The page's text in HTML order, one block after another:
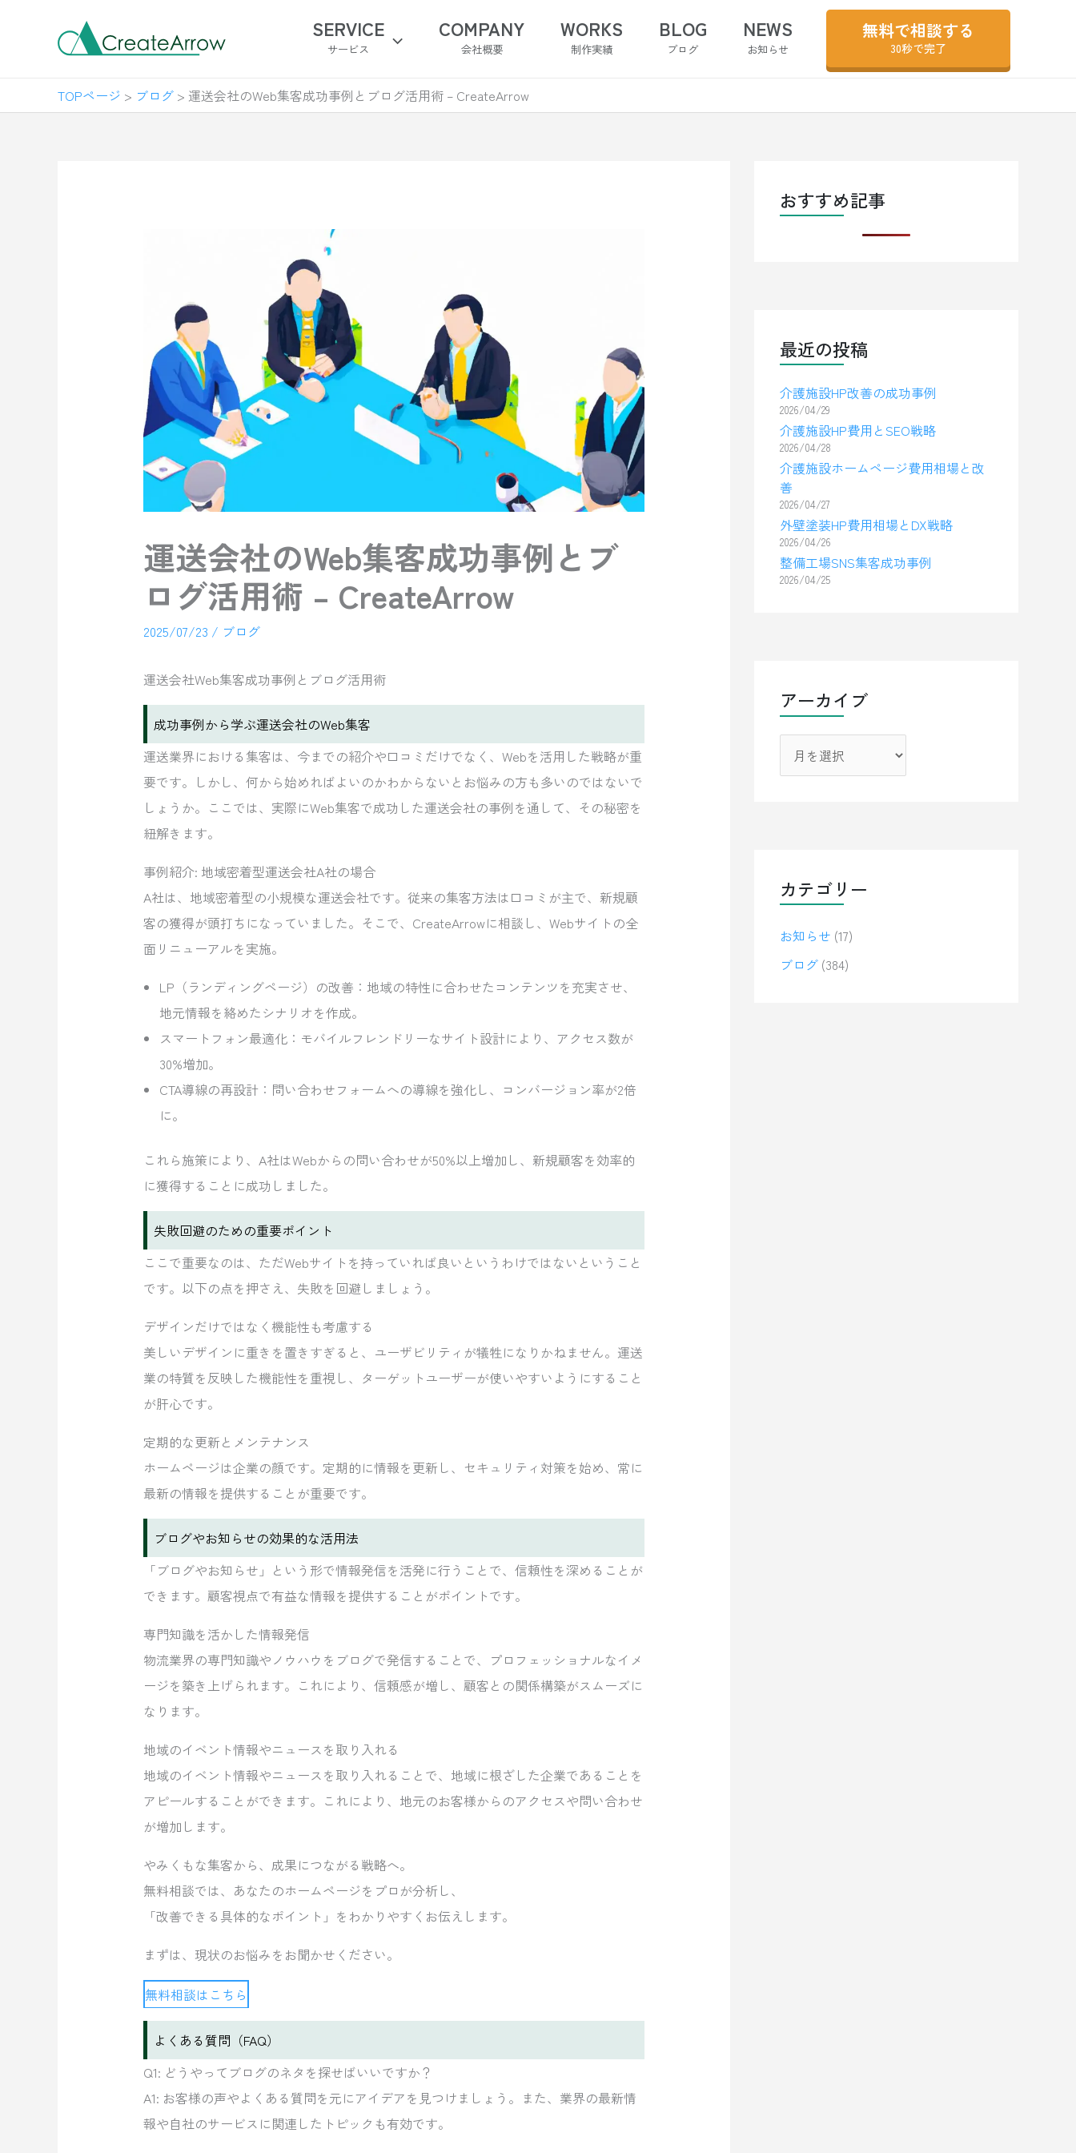
キ
SERVICE
サービス
COMPANY
会社概要
WORKS
制作実績
BLOG
ブログ
NEWS
お知らせ
無料で相談する
30秒で完了
TOPページ > ブログ > 運送会社のWeb集客成功事例とブログ活用術 – CreateArrow
運送会社のWeb集客成功事例とブ
ログ活用術 – CreateArrow
2025/07/23 / ブログ
運送会社Web集客成功事例とブログ活用術
成功事例から学ぶ運送会社のWeb集客
運送業界における集客は、今までの紹介や口コミだけでなく、Webを活用した戦略が重
要です。しかし、何から始めればよいのかわからないとお悩みの方も多いのではないで
しょうか。ここでは、実際にWeb集客で成功した運送会社の事例を通して、その秘密を
紐解きます。
事例紹介: 地域密着型運送会社A社の場合
A社は、地域密着型の小規模な運送会社です。従来の集客方法は口コミが主で、新規顧
客の獲得が頭打ちになっていました。そこで、CreateArrowに相談し、Webサイトの全
面リニューアルを実施。
LP（ランディングページ）の改善：地域の特性に合わせたコンテンツを充実させ、
地元情報を絡めたシナリオを作成。
スマートフォン最適化：モバイルフレンドリーなサイト設計により、アクセス数が
30%増加。
CTA導線の再設計：問い合わせフォームへの導線を強化し、コンバージョン率が2倍
に。
これら施策により、A社はWebからの問い合わせが50%以上増加し、新規顧客を効率的
に獲得することに成功しました。
失敗回避のための重要ポイント
ここで重要なのは、ただWebサイトを持っていれば良いというわけではないということ
です。以下の点を押さえ、失敗を回避しましょう。
デザインだけではなく機能性も考慮する
美しいデザインに重きを置きすぎると、ユーザビリティが犠牲になりかねません。運送
業の特質を反映した機能性を重視し、ターゲットユーザーが使いやすいようにすること
が肝心です。
定期的な更新とメンテナンス
ホームページは企業の顔です。定期的に情報を更新し、セキュリティ対策を始め、常に
最新の情報を提供することが重要です。
ブログやお知らせの効果的な活用法
「ブログやお知らせ」という形で情報発信を活発に行うことで、信頼性を深めることが
できます。顧客視点で有益な情報を提供することがポイントです。
専門知識を活かした情報発信
物流業界の専門知識やノウハウをブログで発信することで、プロフェッショナルなイメ
ージを築き上げられます。これにより、信頼感が増し、顧客との関係構築がスムーズに
なります。
地域のイベント情報やニュースを取り入れる
地域のイベント情報やニュースを取り入れることで、地域に根ざした企業であることを
アピールすることができます。これにより、地元のお客様からのアクセスや問い合わせ
が増加します。
やみくもな集客から、成果につながる戦略へ。
無料相談では、あなたのホームページをプロが分析し、
「改善できる具体的なポイント」をわかりやすくお伝えします。
まずは、現状のお悩みをお聞かせください。
無料相談はこちら
よくある質問（FAQ）
Q1: どうやってブログのネタを探せばいいですか？
A1: お客様の声やよくある質問を元にアイデアを見つけましょう。また、業界の最新情
報や自社のサービスに関連したトピックも有効です。
おすすめ記事
最近の投稿
介護施設HP改善の成功事例
2026/04/29
介護施設HP費用とSEO戦略
2026/04/28
介護施設ホームページ費用相場と改
善
2026/04/27
外壁塗装HP費用相場とDX戦略
2026/04/26
整備工場SNS集客成功事例
2026/04/25
アーカイブ
カテゴリー
お知らせ (17)
ブログ (384)